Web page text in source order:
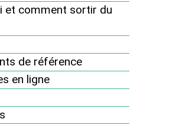
et comment sortir du
de référence
en ligne